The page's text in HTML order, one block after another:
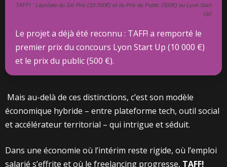
TAFF! : Lauréate du 1er Prix (10 000€) et du Prix du Public (500€) au Lyon Start
Up!
Le projet a déjà été reconnu : TAFF! a remporté le
premier prix du concours Lyon Start Up (10 000 €)
et le prix du public (500 €).
Mais au-delà de ces distinctions, c’est son modèle
économique hybride – entre plateforme tech, outil social
et accélérateur territorial – qui intrigue et séduit.
Dans une économie où l’intérim reste rigide, où l’emploi
salarié s’effrite et où le freelancing progresse, TAFF!